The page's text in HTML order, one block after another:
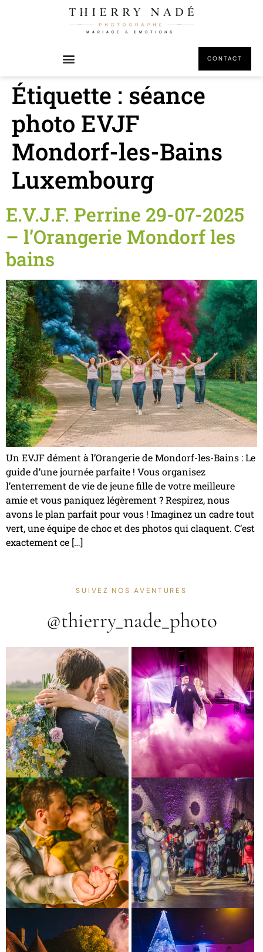
CONTACT
Étiquette : séance
photo EVJF
Mondorf-les-Bains
Luxembourg
E.V.J.F. Perrine 29-07-2025
– l’Orangerie Mondorf les
bains
Un EVJF dément à l’Orangerie de Mondorf-les-Bains : Le
guide d’une journée parfaite ! Vous organisez
l’enterrement de vie de jeune fille de votre meilleure
amie et vous paniquez légèrement ? Respirez, nous
avons le plan parfait pour vous ! Imaginez un cadre tout
vert, une équipe de choc et des photos qui claquent. C’est
exactement ce […]
SUIVEZ NOS AVENTURES
@thierry_nade_photo